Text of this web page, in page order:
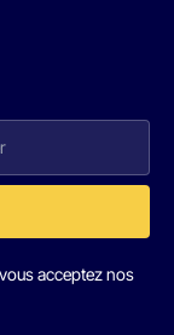
acceptez nos